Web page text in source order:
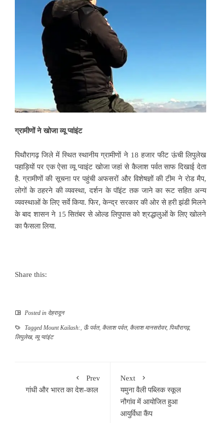
ग्रामीणों ने खोजा व्यू प्वांइंट
पिथौरागढ़ जिले में स्थित स्थानीय ग्रामीणों ने 18 हजार फीट ऊंची लिपुलेख
पहाड़ियों पर एक ऐसा व्यू प्वाइंट खोजा जहां से कैलाश पर्वत साफ दिखाई देता
है. ग्रामीणों की सूचना पर पहुंची अफसरों और विशेषज्ञों की टीम ने रोड मैप,
लोगों के ठहरने की व्यवस्था, दर्शन के पॉइंट तक जाने का रूट सहित अन्य
व्यवस्थाओं के लिए सर्वे किया. फिर, केन्द्र सरकार की ओर से हरी झंडी मिलने
के बाद शासन ने 15 सितंबर से ओल्ड लिपुपास को श्रद्धालुओं के लिए खोलने
का फैसला लिया.
Share this:
Posted in देहरादून
Tagged Mount Kailash:, ऊँ पर्वत, कैलाश पर्वत, कैलाश मानसरोवर, पिथौरागढ़,
लिपुलेख, व्यू प्वांइंट
Prev
गांधी और भारत का देश-काल
Next
यमुना वैली पब्लिक स्कूल
नौगांव में आयोजित हुआ
आयुर्विधा कैंप